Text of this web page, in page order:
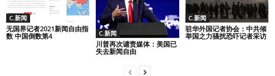
C.新闻
无国界记者2021新闻自由指
数 中国倒数第4
C.新闻
川普再次谴责媒体：美国已
失去新闻自由
C.新闻
驻华外国记者协会：中共倾
举国之力骚扰恐吓记者采访